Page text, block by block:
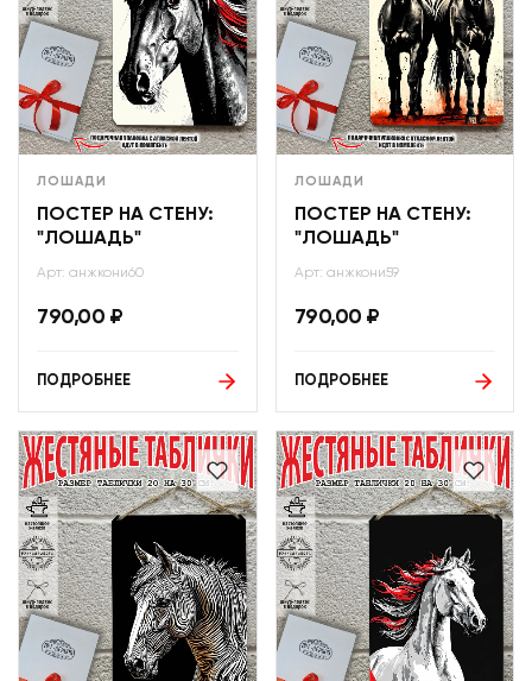
ЛОШАДИ
ПОСТЕР НА СТЕНУ:
"ЛОШАДЬ"
Арт: анжкони60
790,00 ₽
ПОДРОБНЕЕ
ЛОШАДИ
ПОСТЕР НА СТЕНУ:
"ЛОШАДЬ"
Арт: анжкони59
790,00 ₽
ПОДРОБНЕЕ